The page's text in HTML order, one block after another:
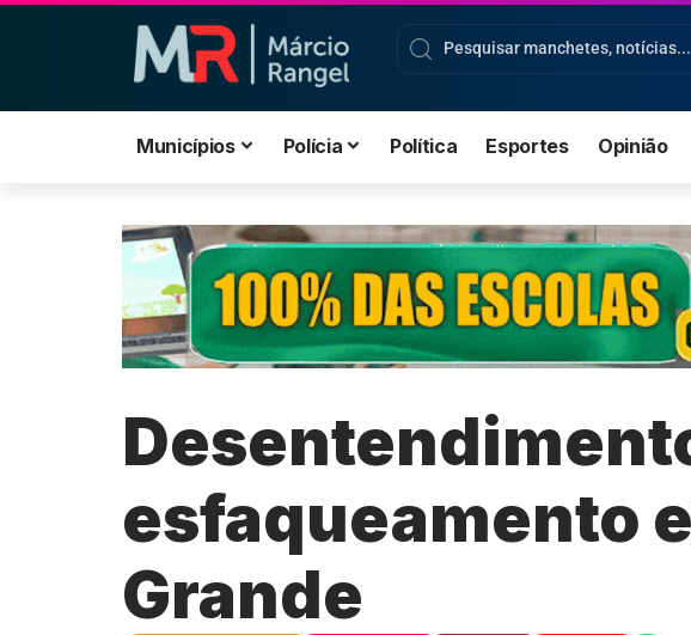
Municípios Polícia Política Esportes Opinião
esfaqueamento
Grande